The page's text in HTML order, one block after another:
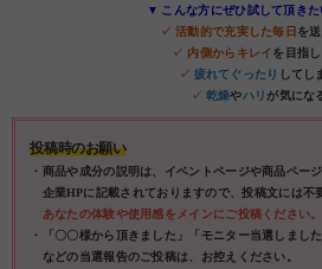
▼ こんな方にぜひ試して頂き
✓ 活動的で充実した毎日 を
✓ 内側からキレイを目指
✓ 疲れてぐったり してし
✓ 乾燥やハリ が気にな
投稿時のお願い
・商品や成分の説明は、イベントページや商品ページ
企業HPに記載されておりますので、投稿文には不
あなたの体験や使用感をメインにご投稿ください。
・「〇〇様から頂きました」「モニター当選しました
などの当選報告のご投稿は、お控えください。